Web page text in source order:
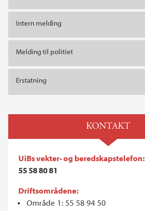
Intern melding
Melding til politiet
Erstatning
KONTAKT
UiBs vekter- og beredskapstelefon:
55 58 80 81
Driftsområdene:
Område 1: 55 58 94 50